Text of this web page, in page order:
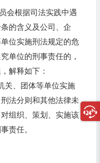
根据司法实践中遇
的含义及公司、企
位实施刑法规定的危
单位的刑事责任的，
解释如下：
、团体等单位实施
法分则和其他法律未
组织、策划、实施该
责任。